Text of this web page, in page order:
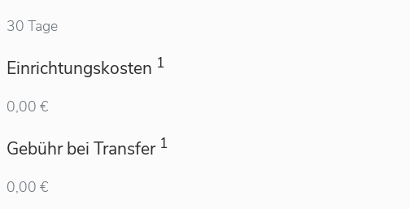
30 Tage
Einrichtungskosten 1
0,00 €
Gebühr bei Transfer 1
0,00 €